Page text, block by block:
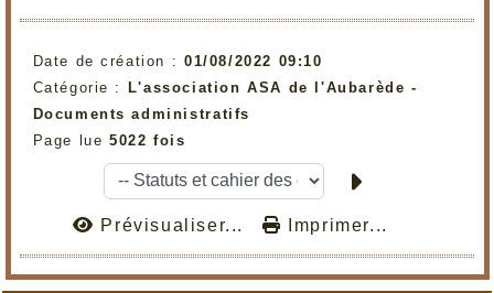
Date de création : 01/08/2022 09:10
Catégorie : L'association ASA de l'Aubarède -
Documents administratifs
Page lue 5022 fois
Prévisualiser... Imprimer...